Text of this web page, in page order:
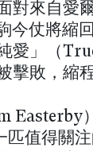
對來自愛
今仗將縮
愛」（
擊敗，縮
Easterby
匹值得關